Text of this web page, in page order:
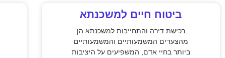
ביטוח חיים למשכנתא
רכישת דירה והתחייבות למשכנתא הן
מהצעדים המשמעותיים והמשמעותיים
ביותר בחיי אדם, המשפיעים על היציבות